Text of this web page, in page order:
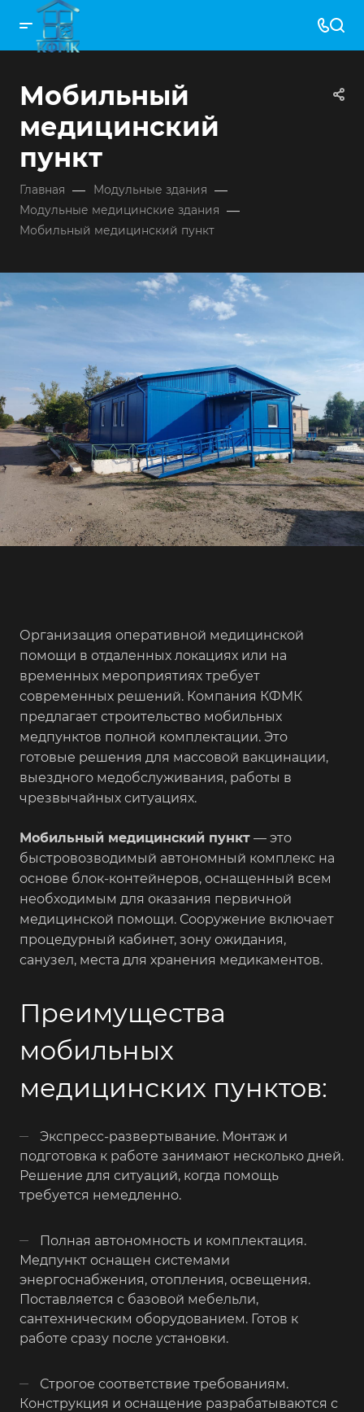
Мобильный
медицинский
пункт
Главная — Модульные здания —
Модульные медицинские здания —
Мобильный медицинский пункт
Организация оперативной медицинской
помощи в отдаленных локациях или на
временных мероприятиях требует
современных решений. Компания КФМК
предлагает строительство мобильных
медпунктов полной комплектации. Это
готовые решения для массовой вакцинации,
выездного медобслуживания, работы в
чрезвычайных ситуациях.
Мобильный медицинский пункт — это
быстровозводимый автономный комплекс на
основе блок-контейнеров, оснащенный всем
необходимым для оказания первичной
медицинской помощи. Сооружение включает
процедурный кабинет, зону ожидания,
санузел, места для хранения медикаментов.
Преимущества
мобильных
медицинских пунктов:
Экспресс-развертывание. Монтаж и
подготовка к работе занимают несколько дней.
Решение для ситуаций, когда помощь
требуется немедленно.
Полная автономность и комплектация.
Медпункт оснащен системами
энергоснабжения, отопления, освещения.
Поставляется с базовой мебельли,
сантехническим оборудованием. Готов к
работе сразу после установки.
Строгое соответствие требованиям.
Конструкция и оснащение разрабатываются с